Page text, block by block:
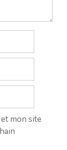
mon site